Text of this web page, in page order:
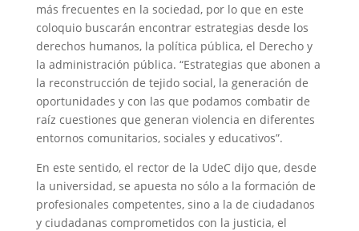
más frecuentes en la sociedad, por lo que en este
coloquio buscarán encontrar estrategias desde los
derechos humanos, la política pública, el Derecho y
la administración pública. “Estrategias que abonen a
la reconstrucción de tejido social, la generación de
oportunidades y con las que podamos combatir de
raíz cuestiones que generan violencia en diferentes
entornos comunitarios, sociales y educativos”.
En este sentido, el rector de la UdeC dijo que, desde
la universidad, se apuesta no sólo a la formación de
profesionales competentes, sino a la de ciudadanos
y ciudadanas comprometidos con la justicia, el